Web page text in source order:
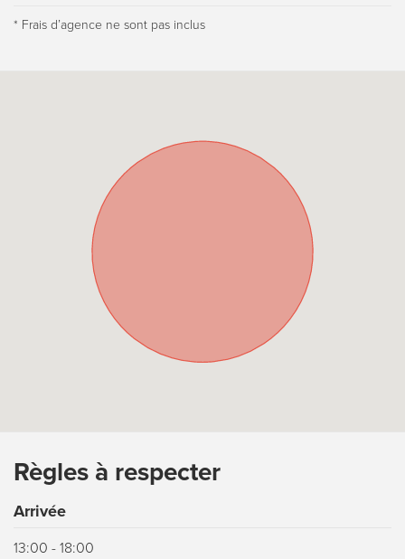
* Frais dʼagence ne sont pas inclus
Règles à respecter
Arrivée
13:00 - 18:00